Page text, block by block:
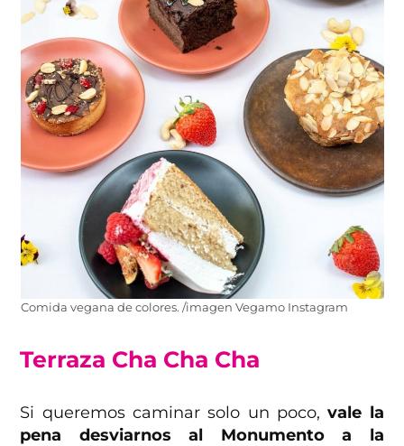
Comida vegana de colores. /imagen Vegamo Instagram
Terraza Cha Cha Cha
Si queremos caminar solo un poco,vale la
pena desviarnos al Monumento a la